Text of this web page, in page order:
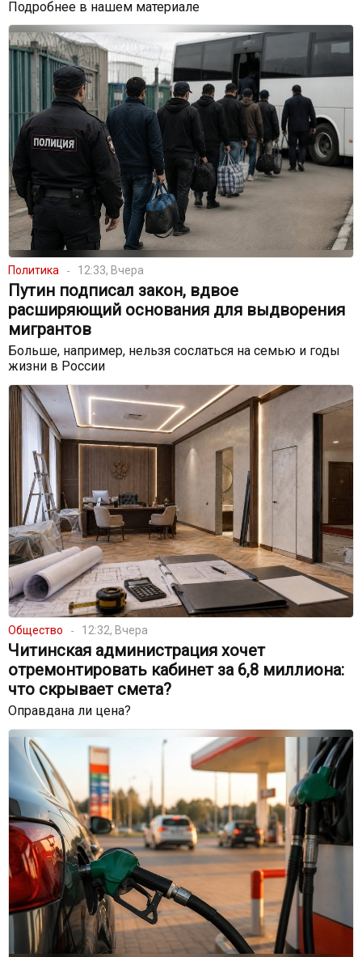
Подробнее в нашем материале
Политика 12:33, Вчера
Путин подписал закон, вдвое
расширяющий основания для выдворения
мигрантов
Больше, например, нельзя сослаться на семью и годы
жизни в России
Общество 12:32, Вчера
Читинская администрация хочет
отремонтировать кабинет за 6,8 миллиона:
что скрывает смета?
Оправдана ли цена?